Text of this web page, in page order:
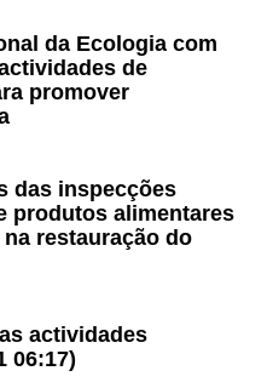
da Ecologia com
de
promover
das inspecções
produtos alimentares
restauração do
actividades
06:17)